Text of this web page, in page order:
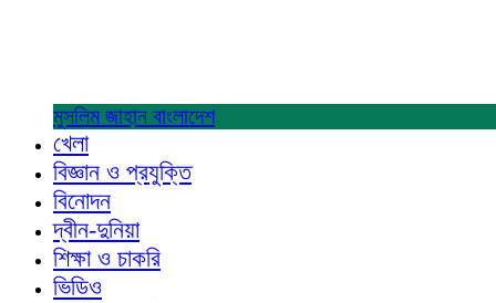
মুসলিম জাহান বাংলাদেশ
খেলা
বিজ্ঞান ও প্রযুক্তি
বিনোদন
দ্বীন-দুনিয়া
শিক্ষা ও চাকরি
ভিডিও